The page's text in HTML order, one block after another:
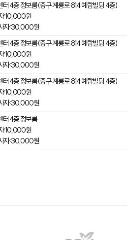
터 4층 정보룸(중구 계룡로 814 예람빌딩 4층)
:10,000원
자:30,000원
터 4층 정보룸(중구 계룡로 814 예람빌딩 4층)
:10,000원
자:30,000원
터 4층 정보룸(중구 계룡로 814 예람빌딩 4층)
:10,000원
자:30,000원
터 4층 정보룸
:10,000원
자:30,000원